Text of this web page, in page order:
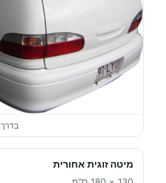
בדרך
מיטה זוגית אחורית